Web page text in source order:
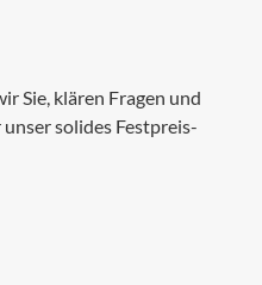
Sie, klären Fragen und
solides Festpreis-